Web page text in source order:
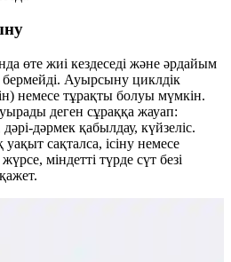
өте жиі кездеседі және әрдайым
Ауырсыну циклдік
немесе тұрақты болуы мүмкін.
деген сұраққа жауап:
дәрмек қабылдау, күйзеліс.
сақталса, ісіну немесе
міндетті түрде сүт безі